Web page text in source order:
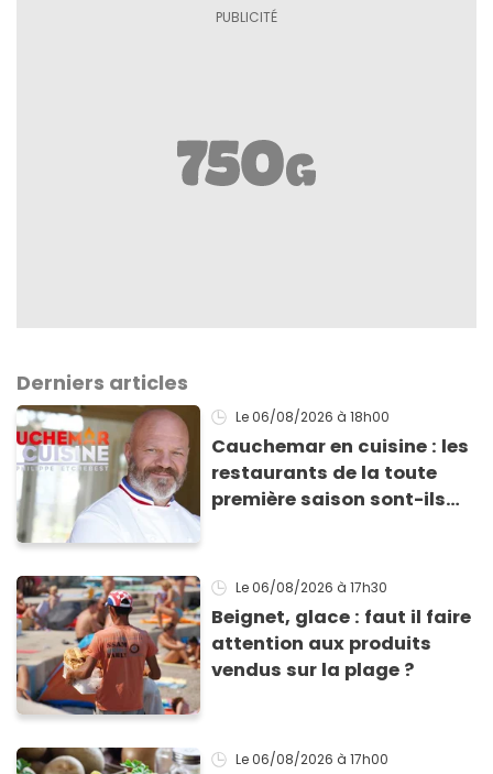
Derniers articles
Le 06/08/2026 à 18h00
Cauchemar en cuisine : les
restaurants de la toute
première saison sont-ils
Le 06/08/2026 à 17h30
Beignet, glace : faut il faire
attention aux produits
vendus sur la plage ?
Le 06/08/2026 à 17h00